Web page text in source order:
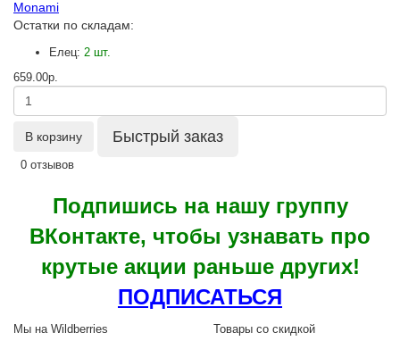
Monami
Остатки по складам:
Елец: 2 шт.
659.00р.
В корзину Быстрый заказ
0 отзывов
Подпишись на нашу группу
ВКонтакте, чтобы узнавать про
крутые акции раньше других!
ПОДПИСАТЬСЯ
Мы на Wildberries
Товары со скидкой